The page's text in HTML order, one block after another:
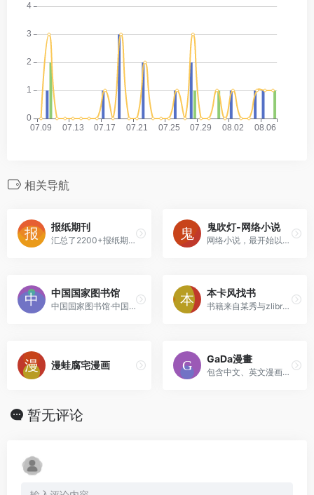
相关导航
报纸期刊
汇总了2200+报纸期刊的站点
鬼吹灯-网络小说
网络小说，最开始以恐怖小说为主，也有其他主题分类的小说。
中国国家图书馆
中国国家图书馆·中国国家数字图书馆·国家典籍博物馆
本卡风找书
书籍来自某秀与zlibrary，需要通过对应的公众号找书。
漫蛙腐宅漫画
GaDa漫畫
包含中文、英文漫画，涵盖热门国漫、韩漫、欧美漫、日漫等资源
暂无评论